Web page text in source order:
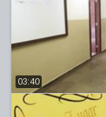
03:40